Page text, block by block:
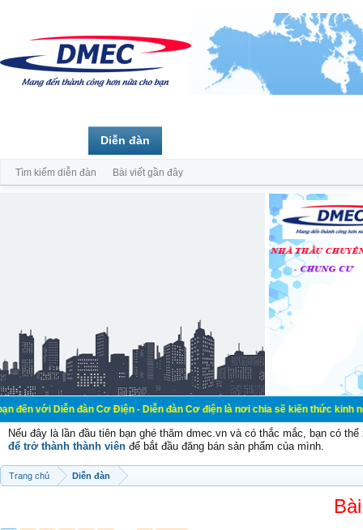
đàn Cơ Điện - Diễn đàn Cơ điện là nơi chia sẽ kiến thức kinh nghiệm
Nếu đây là lần đầu tiên bạn ghé thăm dmec.vn và có thắc mắc, bạn có
để trở thành thành viên để bắt đầu đăng bán sản phẩm của mình.
Trang chủ Diễn đàn
Diễn đàn
Tìm kiếm diễn đàn Bài viết gần đây